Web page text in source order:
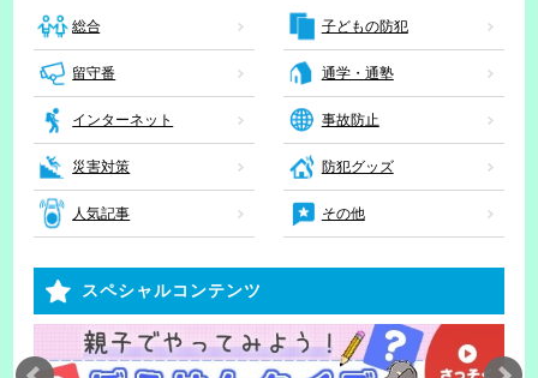
総合 子どもの防犯
留守番 通学・通塾
インターネット 事故防止
災害対策 防犯グッズ
人気記事 その他
スペシャルコンテンツ